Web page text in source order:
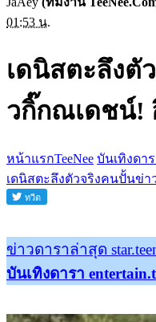
01:53 น.
เดนิสตะลึงตั
วกิ๊กณเดชน์!
หน้าแรกTeeNee บันเทิงดา
เดนิสตะลึงตัวจริงคนปั้นข่
ข่าวดาราล่าสุด
บันเทิงดารา